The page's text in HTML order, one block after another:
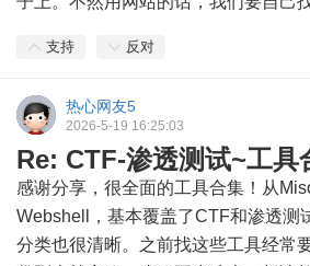
支持 反对
热心网友5
2026-5-19 16:25:03
Re: CTF-渗透测试~工具
感谢分享，很全面的工具合集！从
Webshell，基本覆盖了CTF和渗透测
分类也很清晰。之前找这些工具经常